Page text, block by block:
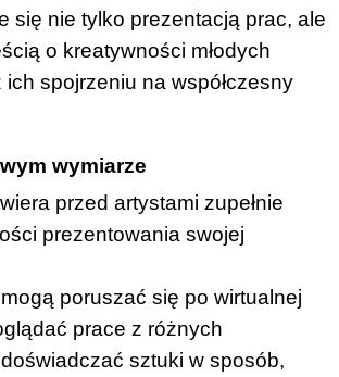
się nie tylko prezentacją prac, ale
o kreatywności młodych
spojrzeniu na współczesny
wymiarze
przed artystami zupełnie
prezentowania swojej
poruszać się po wirtualnej
prace z różnych
sztuki w sposób,